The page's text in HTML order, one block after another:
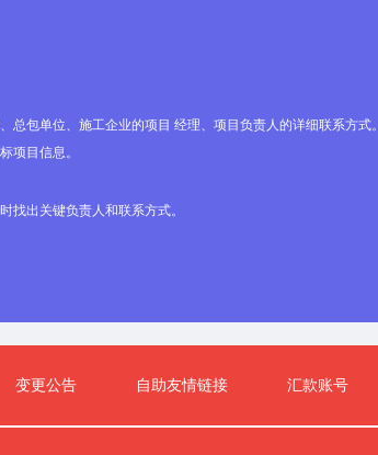
包单位、施工企业的项目 经理、项目负责人的详细联系方式。
项目信息。
找出关键负责人和联系方式。
变更公告 自助友情链接 汇款账号